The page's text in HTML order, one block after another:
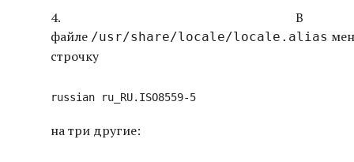
4. В
файле /usr/share/locale/locale.alias
строчку
на три другие: